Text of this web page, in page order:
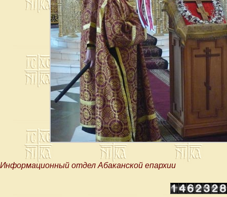
Информационный отдел Абаканской епархии